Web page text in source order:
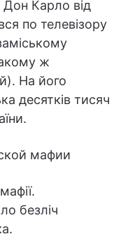
Карло від
по телевізору
ж
На його
десятків тисяч
безліч